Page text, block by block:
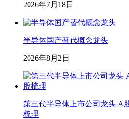
2026年7月18日
半导体国产替代概念龙头
2026年8月2日
第三代半导体上市公司龙头 A
梳理